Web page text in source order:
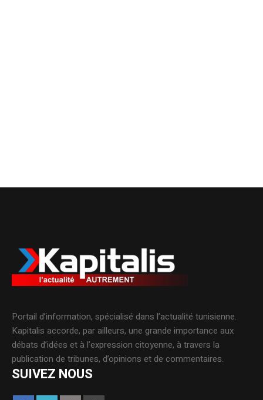
Portail d’information, spécialisé dans l’actualité tunisienne.
Kapitalis accorde, par ailleurs, une grande importance aux
débats d’idées et à l’expression citoyenne, à travers la
publication de tribunes, d’opinions et de commentaires.
SUIVEZ NOUS